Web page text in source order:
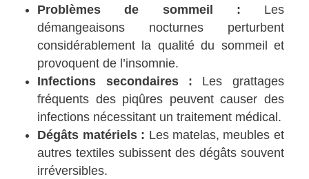
Problèmes de sommeil : Les
démangeaisons nocturnes perturbent
considérablement la qualité du sommeil et
provoquent de l’insomnie.
Infections secondaires : Les grattages
fréquents des piqûres peuvent causer des
infections nécessitant un traitement médical.
Dégâts matériels : Les matelas, meubles et
autres textiles subissent des dégâts souvent
irréversibles.